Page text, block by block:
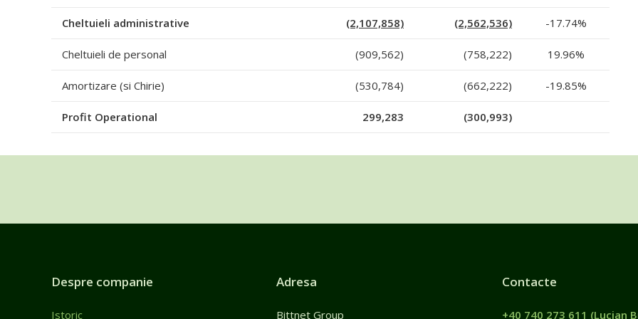
Cheltuieli administrative (2,107,858) (2,562,536) -17.74%
Cheltuieli de personal (909,562) (758,222) 19.96%
Amortizare (si Chirie) (530,784) (662,222) -19.85%
Profit Operational 299,283 (300,993)
Despre companie
Istoric
Adresa
Bittnet Group
Contacte
+40 740 273 611 (Lucian